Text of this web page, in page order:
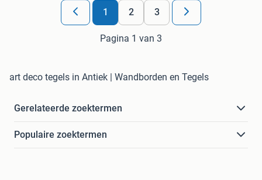
1 2 3
Pagina 1 van 3
art deco tegels in Antiek | Wandborden en Tegels
Gerelateerde zoektermen
Populaire zoektermen